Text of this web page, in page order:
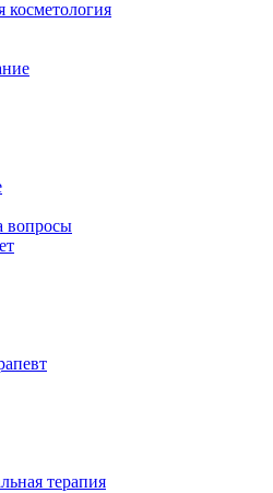
косметология
вопросы
терапия